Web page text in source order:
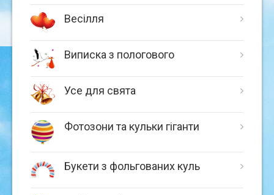
Весілля
Виписка з пологового
Усе для свята
Фотозони та кульки гіганти
Букети з фольгованих куль